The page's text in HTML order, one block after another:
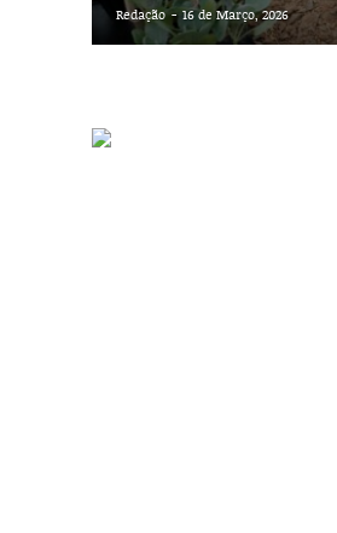
Redação - 16 de Março, 2026